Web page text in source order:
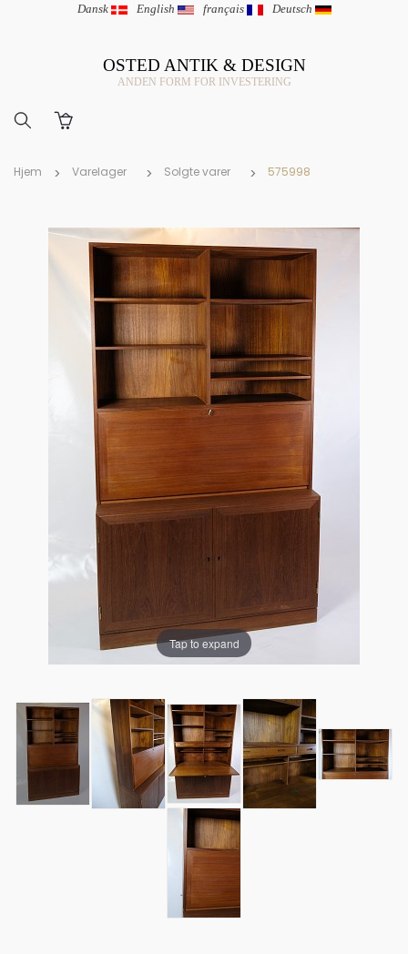
Dansk | English | français | Deutsch
OSTED ANTIK & DESIGN
ANDEN FORM FOR INVESTERING
Hjem Varelager Solgte varer 575998
Tap to expand